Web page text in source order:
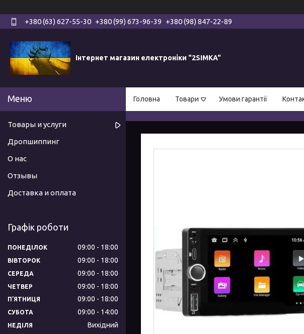
+380 (63) 627-55-30 +380 (99) 673-96-39 +380 (98) 847-22-89
Інтернет магазин електроніки "2SIMKA"
Головна Товари Умови гарантії
Товары и услуги
Дропшиппинг
О нас
Отзывы
Доставка и оплата
Графік роботи
ПОНЕДІЛОК 09:00 18:00
ВІВТОРОК 09:00 18:00
СЕРЕДА 09:00 18:00
ЧЕТВЕР 09:00 18:00
ПʼЯТНИЦЯ 09:00 18:00
СУБОТА 09:00 14:00
НЕДІЛЯ Вихідний